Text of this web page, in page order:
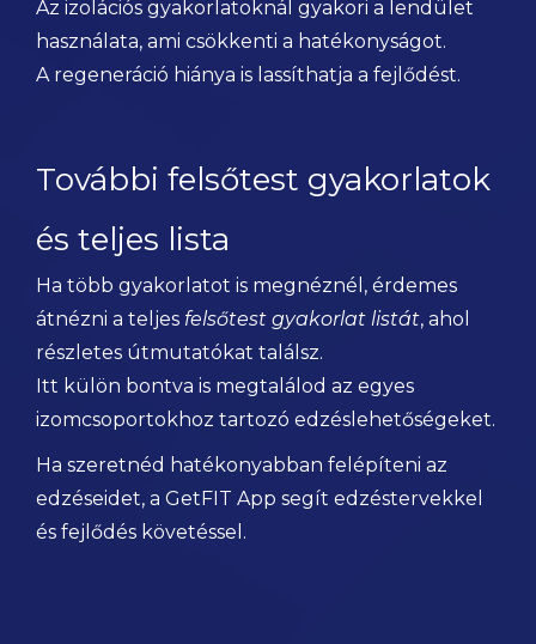
Az izolációs gyakorlatoknál gyakori a lendület
használata, ami csökkenti a hatékonyságot.
A regeneráció hiánya is lassíthatja a fejlődést.
További felsőtest gyakorlatok
és teljes lista
Ha több gyakorlatot is megnéznél, érdemes
átnézni a teljes felsőtest gyakorlat listát, ahol
részletes útmutatókat találsz.
Itt külön bontva is megtalálod az egyes
izomcsoportokhoz tartozó edzéslehetőségeket.
Ha szeretnéd hatékonyabban felépíteni az
edzéseidet, a GetFIT App segít edzéstervekkel
és fejlődés követéssel.